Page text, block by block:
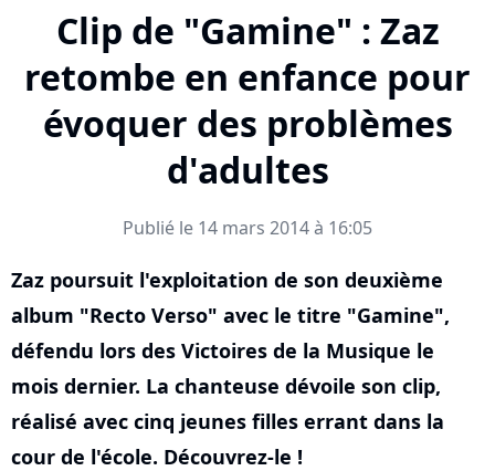
Clip de "Gamine" : Zaz
retombe en enfance pour
évoquer des problèmes
d'adultes
Publié le 14 mars 2014 à 16:05
Zaz poursuit l'exploitation de son deuxième
album "Recto Verso" avec le titre "Gamine",
défendu lors des Victoires de la Musique le
mois dernier. La chanteuse dévoile son clip,
réalisé avec cinq jeunes filles errant dans la
cour de l'école. Découvrez-le !